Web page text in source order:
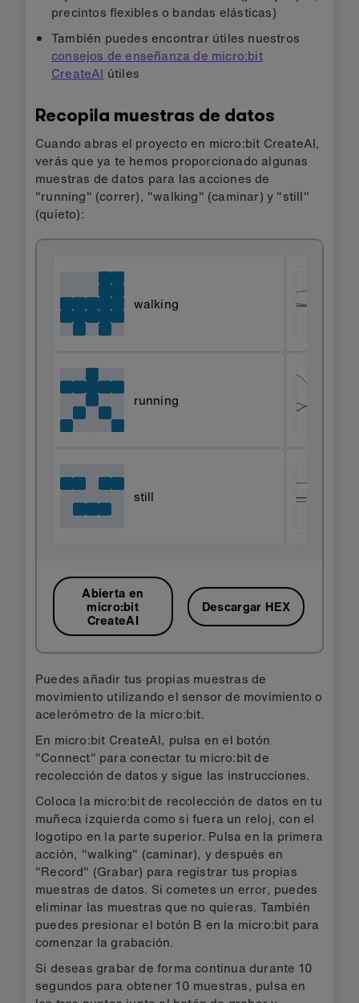
precintos flexibles o bandas elásticas)
También puedes encontrar útiles nuestros
consejos de enseñanza de micro:bit
CreateAI útiles
Recopila muestras de datos
Cuando abras el proyecto en micro:bit CreateAI,
verás que ya te hemos proporcionado algunas
muestras de datos para las acciones de
"running" (correr), "walking" (caminar) y "still"
(quieto):
walking
running
still
Abierta en
micro:bit
CreateAI
Descargar HEX
Puedes añadir tus propias muestras de
movimiento utilizando el sensor de movimiento o
acelerómetro de la micro:bit.
En micro:bit CreateAI, pulsa en el botón
"Connect" para conectar tu micro:bit de
recolección de datos y sigue las instrucciones.
Coloca la micro:bit de recolección de datos en tu
muñeca izquierda como si fuera un reloj, con el
logotipo en la parte superior. Pulsa en la primera
acción, "walking" (caminar), y después en
"Record" (Grabar) para registrar tus propias
muestras de datos. Si cometes un error, puedes
eliminar las muestras que no quieras. También
puedes presionar el botón B en la micro:bit para
comenzar la grabación.
Si deseas grabar de forma continua durante 10
segundos para obtener 10 muestras, pulsa en